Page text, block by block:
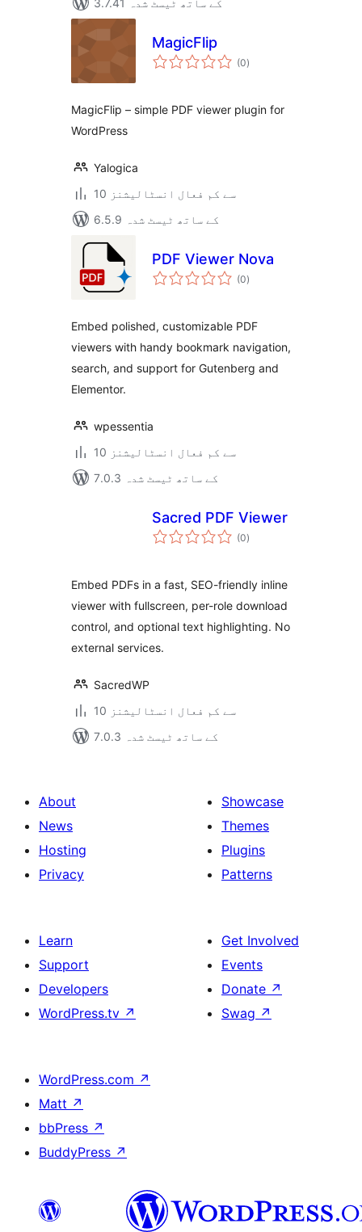
3.7.41 کے ساتھ ٹیسٹ شدہ
MagicFlip
(0مجموعی
درجہ
)
MagicFlip – simple PDF viewer plugin for
WordPress
Yalogica
10 سے کم فعال انسٹالیشنز
6.5.9 کے ساتھ ٹیسٹ شدہ
PDF Viewer Nova
(0مجموعی
درجہ
)
Embed polished, customizable PDF
viewers with handy bookmark navigation,
search, and support for Gutenberg and
Elementor.
wpessentia
10 سے کم فعال انسٹالیشنز
7.0.3 کے ساتھ ٹیسٹ شدہ
Sacred PDF Viewer
(0مجموعی
درجہ
)
Embed PDFs in a fast, SEO-friendly inline
viewer with fullscreen, per-role download
control, and optional text highlighting. No
external services.
SacredWP
10 سے کم فعال انسٹالیشنز
7.0.3 کے ساتھ ٹیسٹ شدہ
About
News
Hosting
Privacy
Showcase
Themes
Plugins
Patterns
Learn
Support
Developers
WordPress.tv ↗
Get Involved
Events
Donate ↗
Swag ↗
WordPress.com ↗
Matt ↗
bbPress ↗
BuddyPress ↗